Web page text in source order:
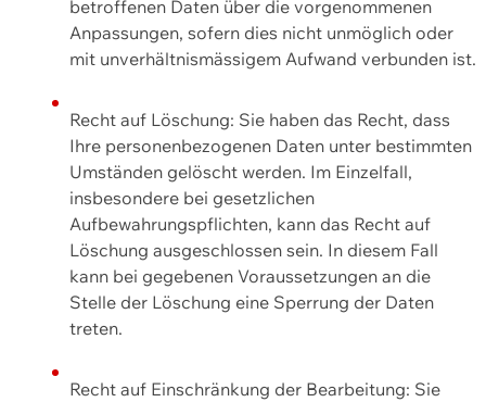
betroffenen Daten über die vorgenommenen
Anpassungen, sofern dies nicht unmöglich oder
mit unverhältnismässigem Aufwand verbunden ist.
Recht auf Löschung: Sie haben das Recht, dass
Ihre personenbezogenen Daten unter bestimmten
Umständen gelöscht werden. Im Einzelfall,
insbesondere bei gesetzlichen
Aufbewahrungspflichten, kann das Recht auf
Löschung ausgeschlossen sein. In diesem Fall
kann bei gegebenen Voraussetzungen an die
Stelle der Löschung eine Sperrung der Daten
treten.
Recht auf Einschränkung der Bearbeitung: Sie